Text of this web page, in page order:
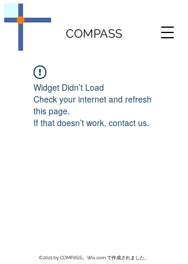
COMPASS
Widget Didn’t Load
Check your internet and refresh
this page.
If that doesn’t work, contact us.
©2021 by COMPASS。Wix.com で作成されました。